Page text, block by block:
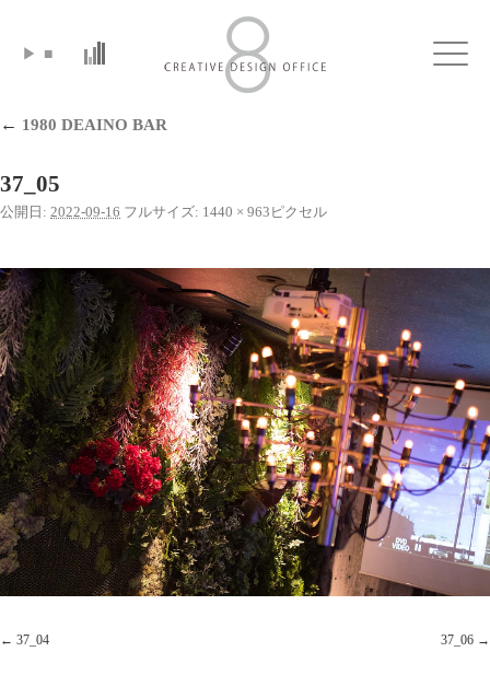
Click
▶ ■
← 1980 DEAINO BAR
37_05
公開日: 2022-09-16 フルサイズ: 1440 × 963 ピクセル
37_04 37_06